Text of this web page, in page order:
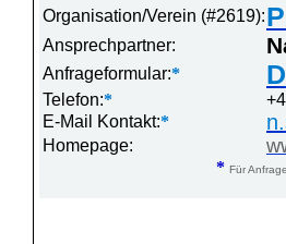
Organisation/Verein (#2619):
Ansprechpartner:
Anfrageformular:*
Telefon:*
E-Mail Kontakt:*
Homepage:
* Für